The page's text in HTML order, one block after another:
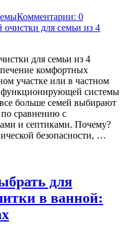
Комментарии: 0
для семьи из 4
комфортных
участке или в частном
функционирующей системы
больше семей выбирают
сравнению с
и септиками. Почему?
безопасности, …
для
в ванной: